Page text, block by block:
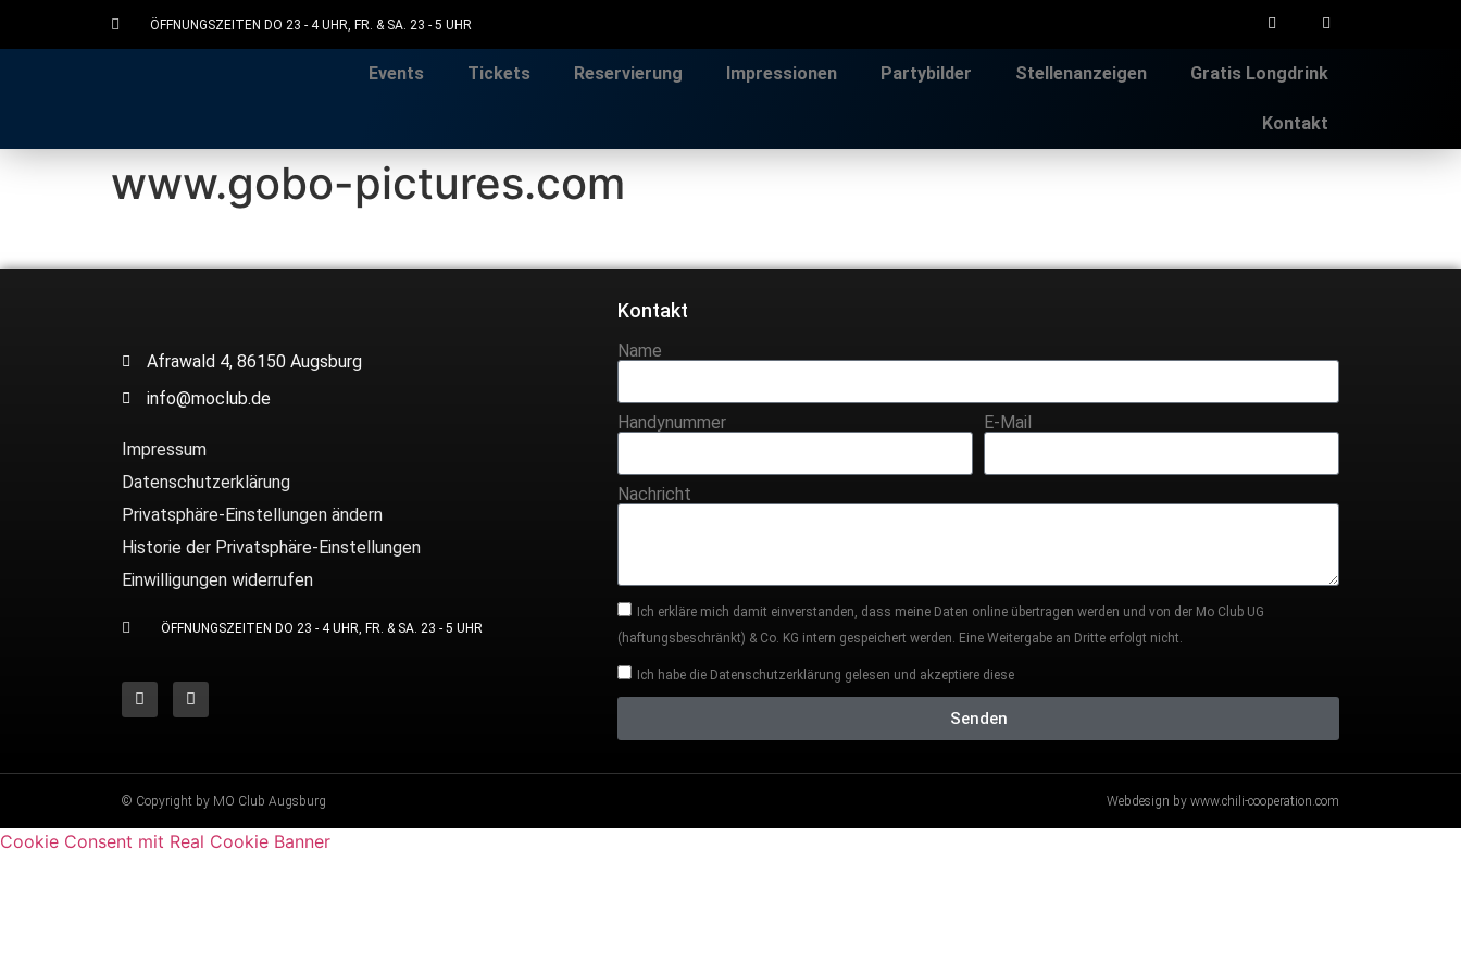
ÖFFNUNGSZEITEN DO 23 - 4 UHR, FR. & SA. 23 - 5 UHR
Events Tickets Reservierung Impressionen Partybilder Stellenanzeigen Gratis Longdrink
Kontakt
www.gobo-pictures.com
Afrawald 4, 86150 Augsburg
info@moclub.de
Impressum
Datenschutzerklärung
Privatsphäre-Einstellungen ändern
Historie der Privatsphäre-Einstellungen
Einwilligungen widerrufen
ÖFFNUNGSZEITEN DO 23 - 4 UHR, FR. & SA. 23 - 5 UHR
Kontakt
Name
Handynummer E-Mail
Nachricht
Ich erkläre mich damit einverstanden, dass meine Daten online übertragen werden und von der Mo Club UG
(haftungsbeschränkt) & Co. KG intern gespeichert werden. Eine Weitergabe an Dritte erfolgt nicht.
Ich habe die Datenschutzerklärung gelesen und akzeptiere diese
Senden
© Copyright by MO Club Augsburg Webdesign by www.chili-cooperation.com
Cookie Consent mit Real Cookie Banner